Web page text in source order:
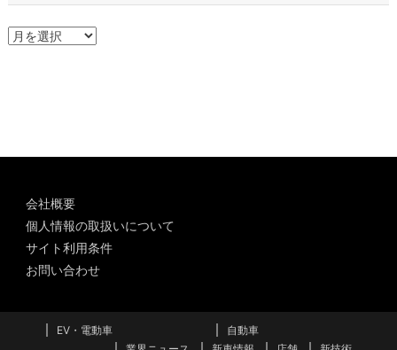
ア
会社概要
個人情報の取扱いについて
サイト利用条件
お問い合わせ
EV・電動車
自動車